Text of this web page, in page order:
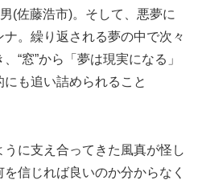
(佐藤浩市)。そして、悪夢に
。繰り返される夢の中で次々
“窓”から「夢は現実になる」
も追い詰められること
に支え合ってきた風真が怪し
信じれば良いのか分からなく